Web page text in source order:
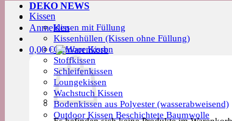
Kissen
Kissen mit Füllung
Kissenhüllen (Kissen ohne Füllung)
Outdoor Kissen
Stoffkissen
Schleifenkissen
Loungekissen
Wachstuch Kissen
Bodenkissen aus Polyester (wasserabweisend)
Outdoor Kissen Beschichtete Baumwolle
DEKO NEWS
Anmelden
0,00€